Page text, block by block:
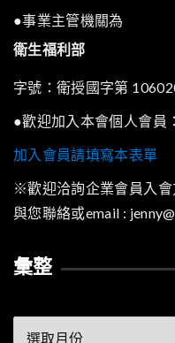
●事業主管機關為
衛生福利部
字號：衛授國字第
●歡迎加入本會個人會員：
加入會員請填寫本表單
※歡迎洽詢企業會員入
與您聯絡或email :
彙整